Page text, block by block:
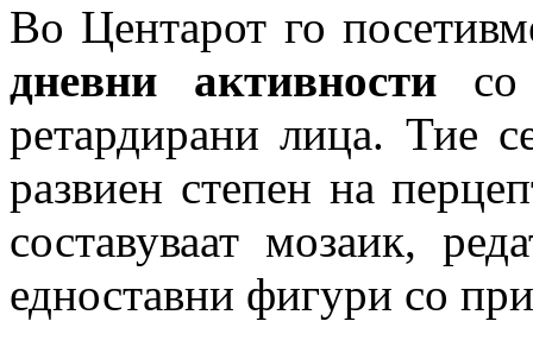
Во Центарот го
дневни активности со
ретардирани лица. Тие
развиен степен на
составуваат мозаик,
едноставни фигури со